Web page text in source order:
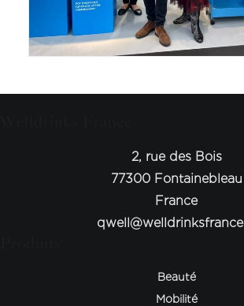
2, rue des Bois
77300 Fontainebleau
France
Beauté
Mobilité